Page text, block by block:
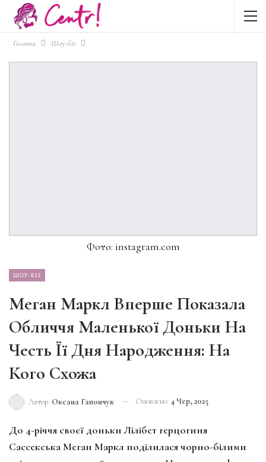
Головна Шоу-біз
Фото: instagram.com
ШОУ-БІЗ
Меган Маркл Вперше Показала
Обличчя Маленької Доньки На
Честь Її Дня Народження: На
Кого Схожа
Автор Оксана Гапончук Оновлено 4 Чер, 2025
До 4-річчя своєї доньки Лілібет герцогиня
Сассекська Меган Маркл поділилася чорно-білими